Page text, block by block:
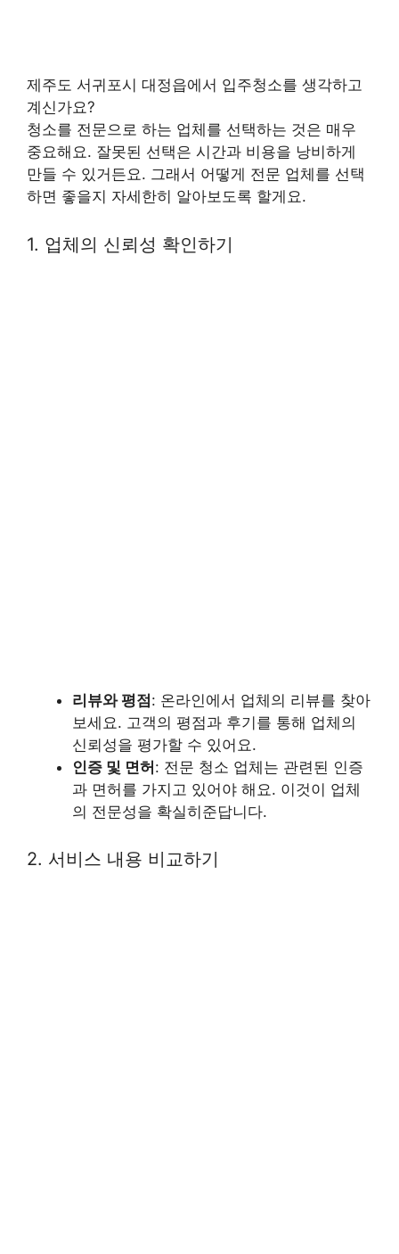
제주도 서귀포시 대정읍에서 입주청소를 생각하고
계신가요?
청소를 전문으로 하는 업체를 선택하는 것은 매우
중요해요. 잘못된 선택은 시간과 비용을 낭비하게
만들 수 있거든요. 그래서 어떻게 전문 업체를 선택
하면 좋을지 자세한히 알아보도록 할게요.
1. 업체의 신뢰성 확인하기
리뷰와 평점: 온라인에서 업체의 리뷰를 찾아
보세요. 고객의 평점과 후기를 통해 업체의
신뢰성을 평가할 수 있어요.
인증 및 면허: 전문 청소 업체는 관련된 인증
과 면허를 가지고 있어야 해요. 이것이 업체
의 전문성을 확실히준답니다.
2. 서비스 내용 비교하기